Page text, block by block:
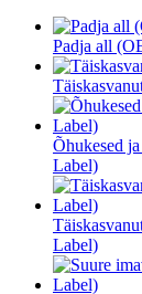
Padja all
Õhukesed
Label)
Label)